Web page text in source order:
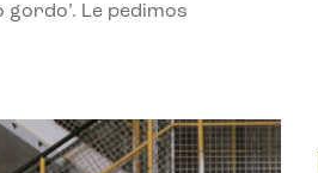
gordo’. Le pedimos